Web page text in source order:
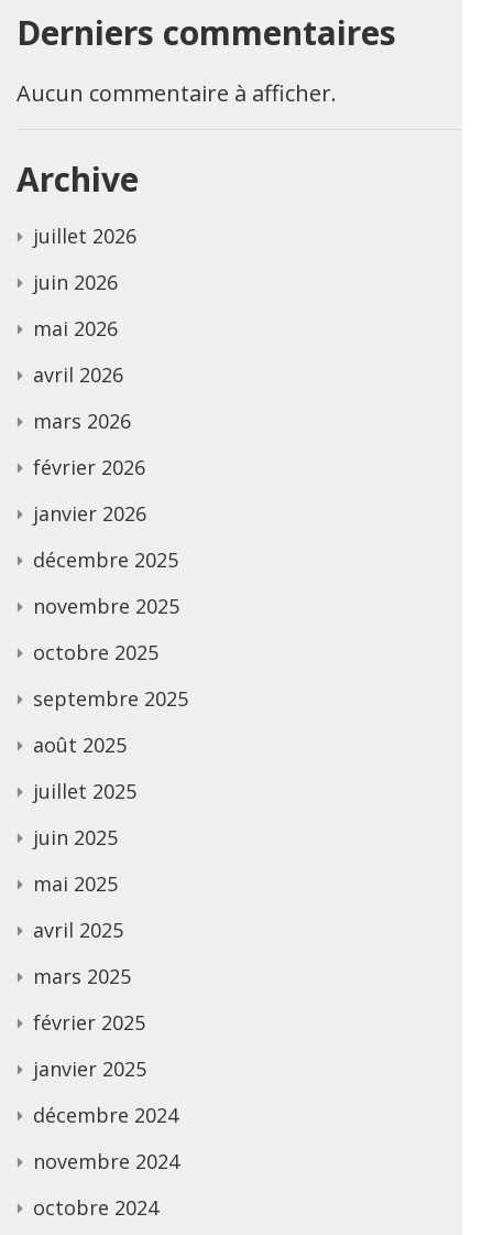
Derniers commentaires
Aucun commentaire à afficher.
Archive
juillet 2026
juin 2026
mai 2026
avril 2026
mars 2026
février 2026
janvier 2026
décembre 2025
novembre 2025
octobre 2025
septembre 2025
août 2025
juillet 2025
juin 2025
mai 2025
avril 2025
mars 2025
février 2025
janvier 2025
décembre 2024
novembre 2024
octobre 2024